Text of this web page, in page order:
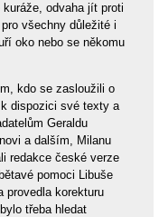
odvaha jít proti
všechny důležité i
oko nebo se někomu
kdo se zasloužili o
dispozici své texty a
Geraldu
a dalším, Milanu
redakce české verze
pomoci Libuše
provedla korekturu
třeba hledat